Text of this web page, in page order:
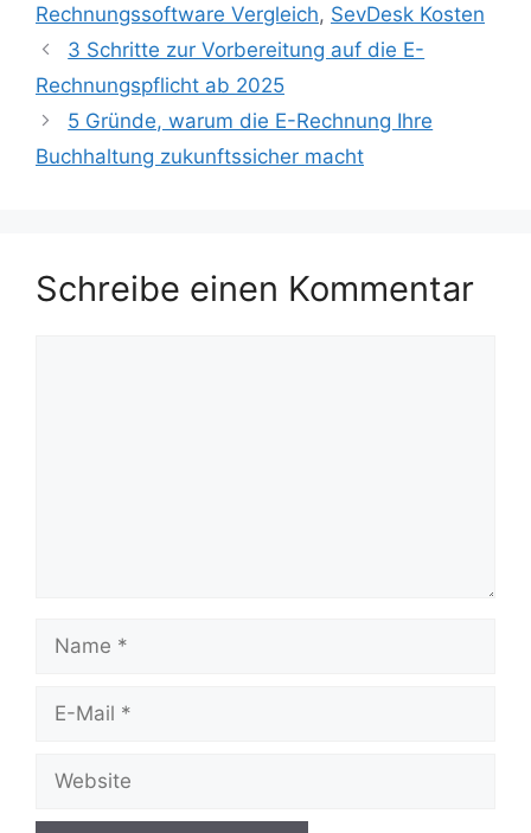
Rechnungssoftware Vergleich, SevDesk Kosten
3 Schritte zur Vorbereitung auf die E-
Rechnungspflicht ab 2025
5 Gründe, warum die E-Rechnung Ihre
Buchhaltung zukunftssicher macht
Schreibe einen Kommentar
Mail